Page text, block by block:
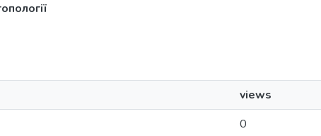
views
0